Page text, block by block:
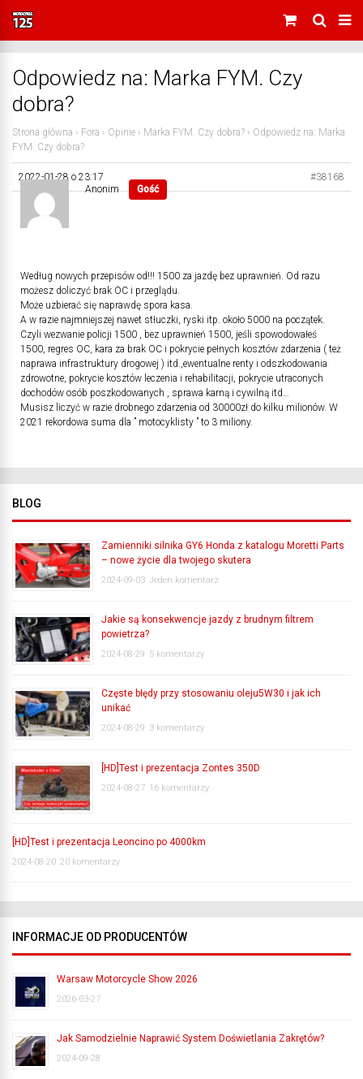
Odpowiedz na: Marka FYM. Czy
dobra?
Strona główna › Fora › Opinie › Marka FYM. Czy dobra? › Odpowiedz na: Marka
FYM. Czy dobra?
2022-01-28 o 23:17
#38168
Anonim
Gość
Według nowych przepisów od!!! 1500 za jazdę bez uprawnień. Od razu
możesz doliczyć brak OC i przeglądu.
Może uzbierać się naprawdę spora kasa.
A w razie najmniejszej nawet stłuczki, ryski itp. około 5000 na początek.
Czyli wezwanie policji 1500 , bez uprawnień 1500, jeśli spowodowałeś
1500, regres OC, kara za brak OC i pokrycie pełnych kosztów zdarzenia ( też
naprawa infrastruktury drogowej ) itd.,ewentualne renty i odszkodowania
zdrowotne, pokrycie kosztów leczenia i rehabilitacji, pokrycie utraconych
dochodów osób poszkodowanych , sprawa karną i cywilną itd…
Musisz liczyć w razie drobnego zdarzenia od 30000zł do kilku milionów. W
2021 rekordowa suma dla ” motocyklisty ” to 3 miliony.
BLOG
Zamienniki silnika GY6 Honda z katalogu Moretti Parts
– nowe życie dla twojego skutera
2024-09-03 Jeden komentarz
Jakie są konsekwencje jazdy z brudnym filtrem
powietrza?
2024-08-29 5 komentarzy
Częste błędy przy stosowaniu oleju5W30 i jak ich
unikać
2024-08-29 3 komentarzy
[HD]Test i prezentacja Zontes 350D
2024-08-27 16 komentarzy
[HD]Test i prezentacja Leoncino po 4000km
2024-08-20 20 komentarzy
INFORMACJE OD PRODUCENTÓW
Warsaw Motorcycle Show 2026
2026-03-27
Jak Samodzielnie Naprawić System Doświetlania Zakrętów?
2024-09-28